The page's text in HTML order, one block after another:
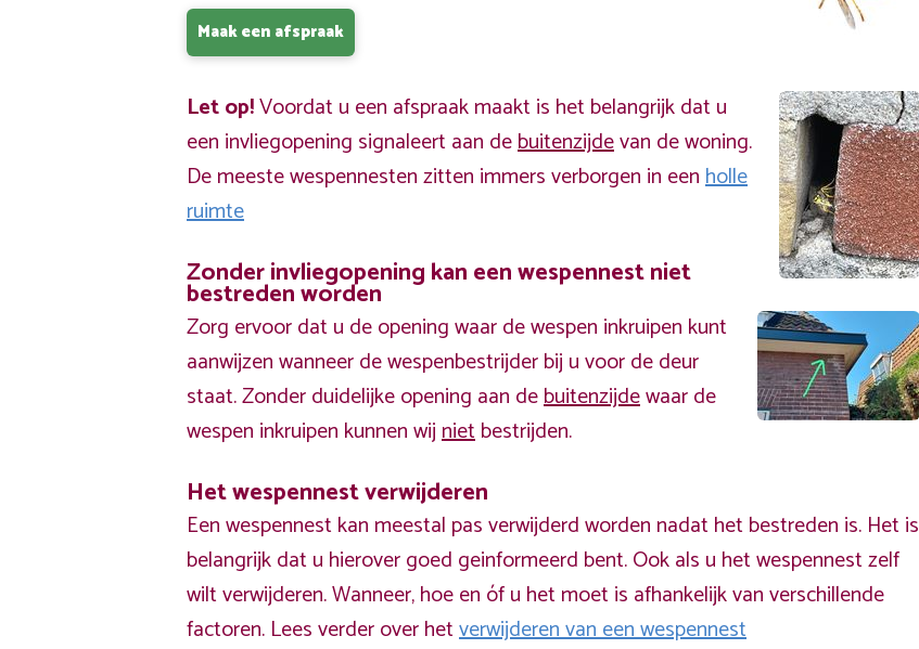
Maak een afspraak
Let op!Voordat u een afspraak maakt is het belangrijk dat u
een invliegopening signaleert aan debuitenzijdevan de woning.
De meeste wespennesten zitten immers verborgen in eenholle
ruimte
Zonder invliegopening kan een wespennest niet
bestreden worden
Zorg ervoor dat u de opening waar de wespen inkruipen kunt
aanwijzen wanneer de wespenbestrijder bij u voor de deur
staat. Zonder duidelijke opening aan debuitenzijdewaar de
wespen inkruipen kunnen wijnietbestrijden.
Het wespennest verwijderen
Een wespennest kan meestal pas verwijderd worden nadat het bestreden is. Het is
belangrijk dat u hierover goed geinformeerd bent. Ook als u het wespennest zelf
wilt verwijderen. Wanneer, hoe en óf u het moet is afhankelijk van verschillende
factoren. Lees verder over hetverwijderen van een wespennest